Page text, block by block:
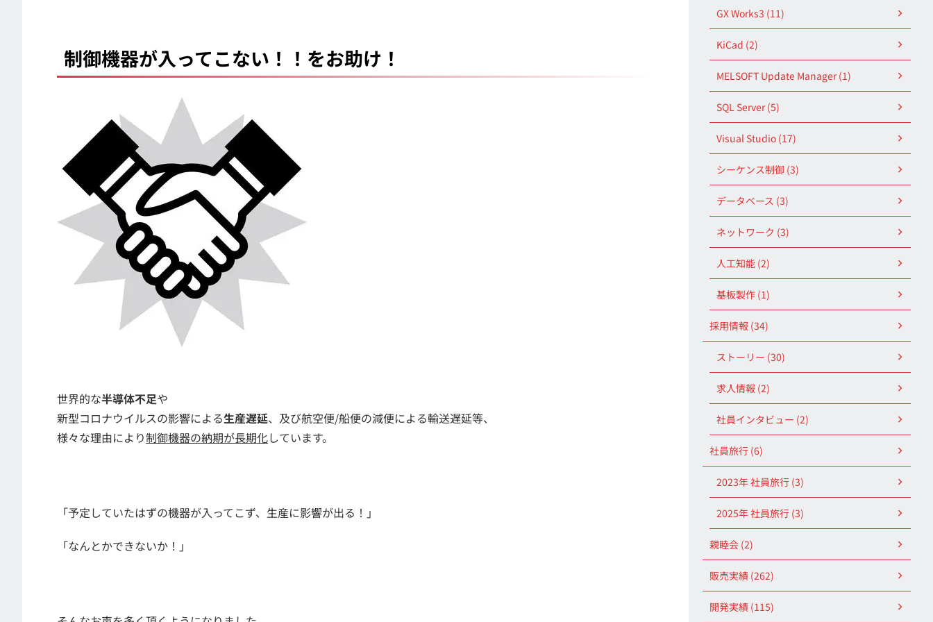
制御機器が入ってこない！！をお助け！
世界的な半導体不足や
新型コロナウイルスの影響による生産遅延、及び航空便/船便の減便による輸送遅延等、
様々な理由により制御機器の納期が長期化しています。
「予定していたはずの機器が入ってこず、生産に影響が出る！」
「なんとかできないか！」
GX Works3 (11)
KiCad (2)
MELSOFT Update Manager (1)
SQL Server (5)
Visual Studio (17)
シーケンス制御 (3)
データベース (3)
ネットワーク (3)
人工知能 (2)
基板製作 (1)
採用情報 (34)
ストーリー (30)
求人情報 (2)
社員インタビュー (2)
社員旅行 (6)
2023年 社員旅行 (3)
2025年 社員旅行 (3)
親睦会 (2)
販売実績 (262)
開発実績 (115)